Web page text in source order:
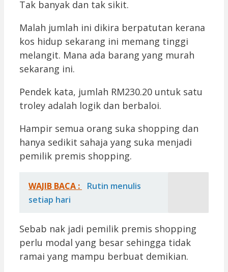
Tak banyak dan tak sikit.
Malah jumlah ini dikira berpatutan kerana
kos hidup sekarang ini memang tinggi
melangit. Mana ada barang yang murah
sekarang ini.
Pendek kata, jumlah RM230.20 untuk satu
troley adalah logik dan berbaloi.
Hampir semua orang suka shopping dan
hanya sedikit sahaja yang suka menjadi
pemilik premis shopping.
WAJIB BACA :
Rutin menulis
setiap hari
Sebab nak jadi pemilik premis shopping
perlu modal yang besar sehingga tidak
ramai yang mampu berbuat demikian.